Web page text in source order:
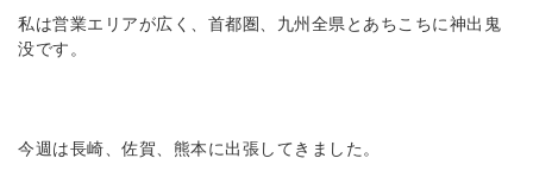
私は営業エリアが広く、首都圏、九州全県とあちこちに神出鬼
没です。
今週は長崎、佐賀、熊本に出張してきました。